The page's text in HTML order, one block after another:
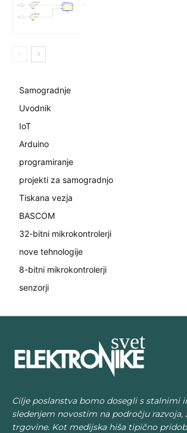
Samogradnje
Uvodnik
IoT
Arduino
programiranje
projekti za samogradnjo
Tiskana vezja
BASCOM
32-bitni mikrokontrolerji
nove tehnologije
8-bitni mikrokontrolerji
senzorji
Cilje poslanstva bomo dosegli s stalnimi
sledenjem novostim na področju razvoja,
trgovine. Kot medijska hiša tipično